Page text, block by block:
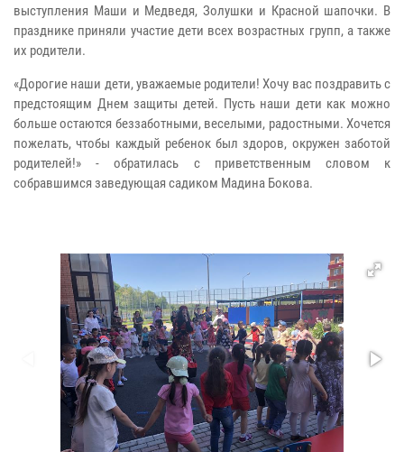
выступления Маши и Медведя, Золушки и Красной шапочки. В
празднике приняли участие дети всех возрастных групп, а также
их родители.
«Дорогие наши дети, уважаемые родители! Хочу вас поздравить с
предстоящим Днем защиты детей. Пусть наши дети как можно
больше остаются беззаботными, веселыми, радостными. Хочется
пожелать, чтобы каждый ребенок был здоров, окружен заботой
родителей!» - обратилась с приветственным словом к
собравшимся заведующая садиком Мадина Бокова.